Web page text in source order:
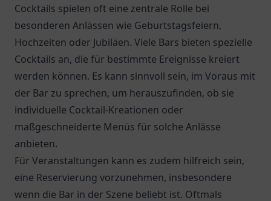
Cocktails spielen oft eine zentrale Rolle bei
besonderen Anlässen wie Geburtstagsfeiern,
Hochzeiten oder Jubiläen. Viele Bars bieten spezielle
Cocktails an, die für bestimmte Ereignisse kreiert
werden können. Es kann sinnvoll sein, im Voraus mit
der Bar zu sprechen, um herauszufinden, ob sie
individuelle Cocktail-Kreationen oder
maßgeschneiderte Menüs für solche Anlässe
anbieten.
Für Veranstaltungen kann es zudem hilfreich sein,
eine Reservierung vorzunehmen, insbesondere
wenn die Bar in der Szene beliebt ist. Oftmals